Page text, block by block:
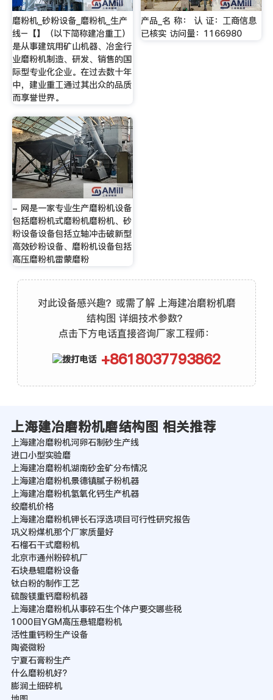
磨粉机_砂粉设备_磨粉机_生产
线–【】（以下简称建冶重工）
是从事建筑用矿山机器、冶金行
业磨粉机制造、研发、销售的国
际型专业化企业。在过去数十年
中，建业重工通过其出众的品质
而享誉世界。
产品_名 称： 认 证：工商信息
已核实 访问量：1166980
- 网是一家专业生产磨粉机设备
包括磨粉机式磨粉机磨粉机、砂
粉设备设备包括立轴冲击破新型
高效砂粉设备、磨粉机设备包括
高压磨粉机雷蒙磨粉
对此设备感兴趣？或需了解 上海建冶磨粉机磨
结构图 详细技术参数？
点击下方电话直接咨询厂家工程师：
+8618037793862
上海建冶磨粉机磨结构图 相关推荐
上海建冶磨粉机河卵石制砂生产线
进口小型实验磨
上海建冶磨粉机湖南砂金矿分布情况
上海建冶磨粉机景德镇腻子粉机器
上海建冶磨粉机氢氧化钙生产机器
绞磨机价格
上海建冶磨粉机钾长石浮选项目可行性研究报告
巩义粉煤机那个厂家质量好
石榴石干式磨粉机
北京市通州粉碎机厂
石块悬辊磨粉设备
钛白粉的制作工艺
硫酸镁重钙磨粉机器
上海建冶磨粉机从事碎石生个体户要交哪些税
1000目YGM高压悬辊磨粉机
活性重钙粉生产设备
陶瓷微粉
宁夏石膏粉生产
什么磨粉机好?
膨润土细碎机